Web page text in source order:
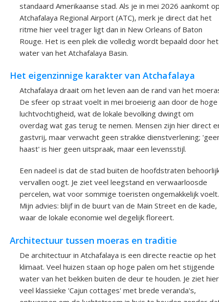
standaard Amerikaanse stad. Als je in mei 2026 aankomt
Atchafalaya Regional Airport (ATC), merk je direct dat het
ritme hier veel trager ligt dan in New Orleans of Baton
Rouge. Het is een plek die volledig wordt bepaald door het
water van het Atchafalaya Basin.
Het eigenzinnige karakter van Atchafalaya
Atchafalaya draait om het leven aan de rand van het
De sfeer op straat voelt in mei broeierig aan door de hoge
luchtvochtigheid, wat de lokale bevolking dwingt om
overdag wat gas terug te nemen. Mensen zijn hier direct
gastvrij, maar verwacht geen strakke dienstverlening;
haast' is hier geen uitspraak, maar een levensstijl.
Een nadeel is dat de stad buiten de hoofdstraten
vervallen oogt. Je ziet veel leegstand en verwaarloosde
percelen, wat voor sommige toeristen ongemakkelijk voelt.
Mijn advies: blijf in de buurt van de Main Street en de kade,
waar de lokale economie wel degelijk floreert.
Architectuur tussen moeras en traditie
De architectuur in Atchafalaya is een directe reactie op het
klimaat. Veel huizen staan op hoge palen om het stijgende
water van het bekken buiten de deur te houden. Je ziet hier
veel klassieke 'Cajun cottages' met brede veranda's,